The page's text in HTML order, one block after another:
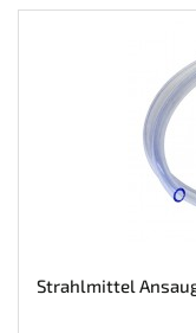
Strahlmittel